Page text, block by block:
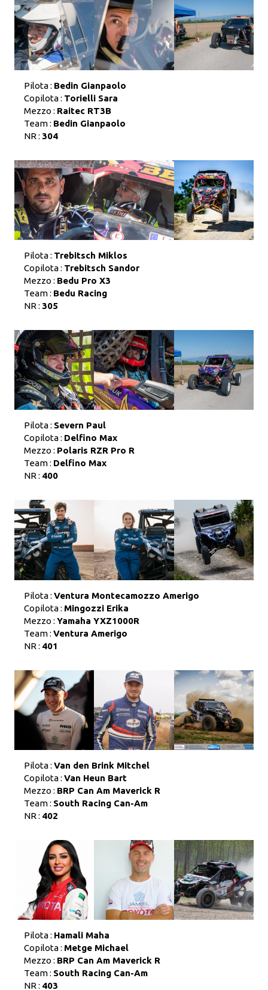
Pilota : Bedin Gianpaolo
Copilota : Torielli Sara
Mezzo : Raitec RT3B
Team : Bedin Gianpaolo
NR : 304
Pilota : Trebitsch Miklos
Copilota : Trebitsch Sandor
Mezzo : Bedu Pro X3
Team : Bedu Racing
NR : 305
Pilota : Severn Paul
Copilota : Delfino Max
Mezzo : Polaris RZR Pro R
Team : Delfino Max
NR : 400
Pilota : Ventura Montecamozzo Amerigo
Copilota : Mingozzi Erika
Mezzo : Yamaha YXZ1000R
Team : Ventura Amerigo
NR : 401
Pilota : Van den Brink Mitchel
Copilota : Van Heun Bart
Mezzo : BRP Can Am Maverick R
Team : South Racing Can-Am
NR : 402
Pilota : Hamali Maha
Copilota : Metge Michael
Mezzo : BRP Can Am Maverick R
Team : South Racing Can-Am
NR : 403